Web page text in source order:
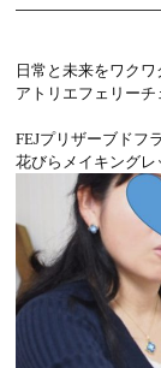
日常と未来をワク
アトリエフェリーチ
FEJプリザーブドフ
花びらメイキング